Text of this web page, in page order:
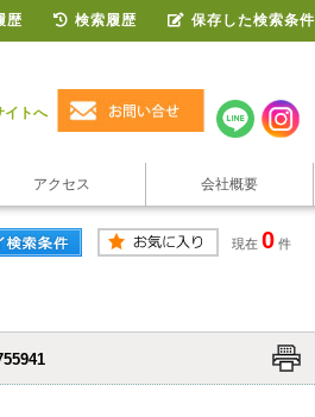
イトへ
アクセス 会社概要
現在 0 件
歴 検索履歴 保存した検索条件